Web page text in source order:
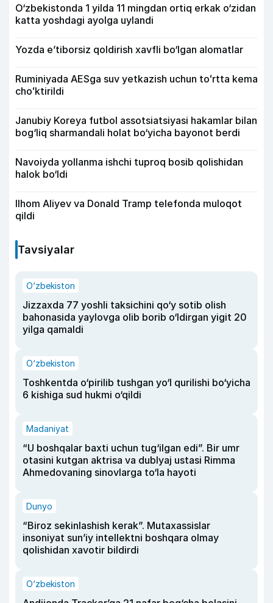
O‘zbekistonda 1 yilda 11 mingdan ortiq erkak o‘zidan
katta yoshdagi ayolga uylandi
Yozda e’tiborsiz qoldirish xavfli bo‘lgan alomatlar
Ruminiyada AESga suv yetkazish uchun toʻrtta kema
choʻktirildi
Janubiy Koreya futbol assotsiatsiyasi hakamlar bilan
bog‘liq sharmandali holat bo‘yicha bayonot berdi
Navoiyda yollanma ishchi tuproq bosib qolishidan
halok bo‘ldi
Ilhom Aliyev va Donald Tramp telefonda muloqot
qildi
Tavsiyalar
O‘zbekiston
Jizzaxda 77 yoshli taksichini qo‘y sotib olish
bahonasida yaylovga olib borib o‘ldirgan yigit 20
yilga qamaldi
O‘zbekiston
Toshkentda o‘pirilib tushgan yo‘l qurilishi bo‘yicha
6 kishiga sud hukmi o‘qildi
Madaniyat
“U boshqalar baxti uchun tug‘ilgan edi”. Bir umr
otasini kutgan aktrisa va dublyaj ustasi Rimma
Ahmedovaning sinovlarga to‘la hayoti
Dunyo
“Biroz sekinlashish kerak”. Mutaxassislar
insoniyat sun’iy intellektni boshqara olmay
qolishidan xavotir bildirdi
O‘zbekiston